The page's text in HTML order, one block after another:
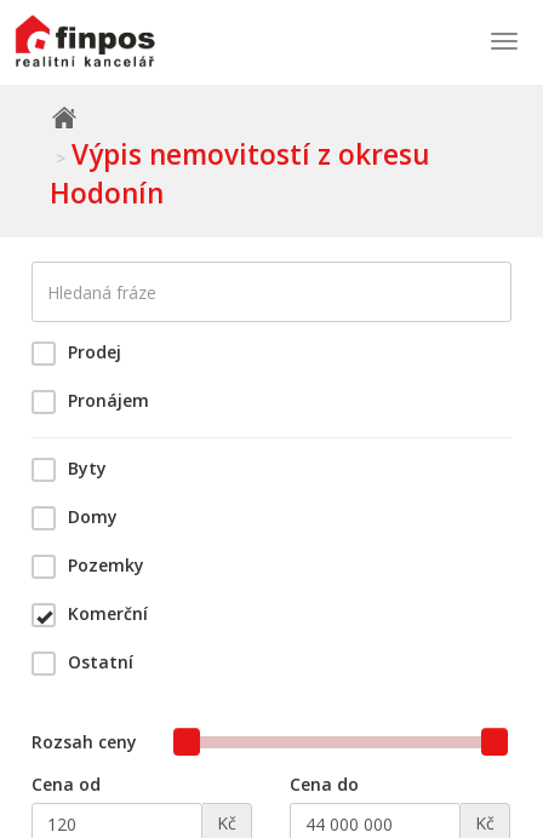
Výpis nemovitostí z okresu
Hodonín
Prodej
Pronájem
Byty
Domy
Pozemky
Komerční
Ostatní
Rozsah ceny
Cena od
Kč
Cena do
Kč